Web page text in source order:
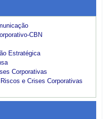
CBN
Estratégica
Corporativas
e Crises Corporativas